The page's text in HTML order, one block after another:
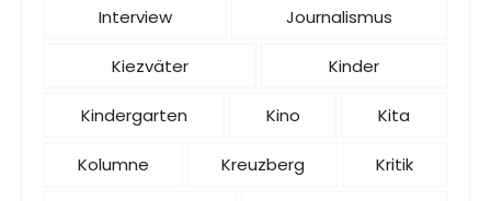
Interview Journalismus
Kiezväter Kinder
Kindergarten Kino Kita
Kolumne Kreuzberg Kritik